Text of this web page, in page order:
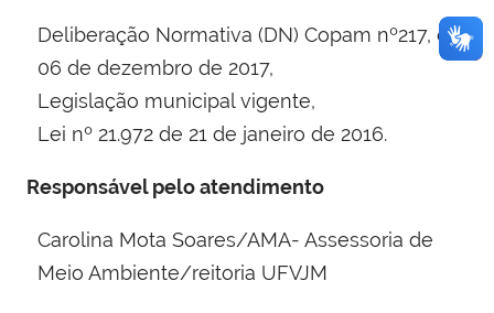
Deliberação Normativa (DN) Copam nº217, de
06 de dezembro de 2017,
Legislação municipal vigente,
Lei nº 21.972 de 21 de janeiro de 2016.
Responsável pelo atendimento
Carolina Mota Soares/AMA- Assessoria de
Meio Ambiente/reitoria UFVJM